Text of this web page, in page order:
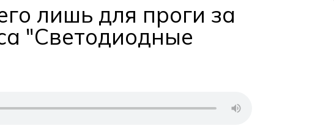
лишь для проги за
"Светодиодные